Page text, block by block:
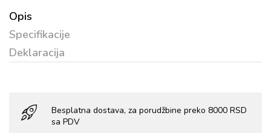
Opis
Specifikacije
Deklaracija
Besplatna dostava, za porudžbine preko 8000 RSD
sa PDV